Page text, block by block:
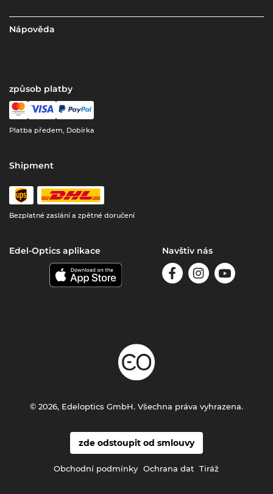
Nápověda
způsob platby
Platba předem, Dobírka
Shipment
Bezplatné zaslání a zpětné doručení
Edel-Optics aplikace Navštiv nás
zde odstoupit od smlouvy
Obchodní podmínky Ochrana dat Tiráž
© 2026, Edeloptics GmbH. Všechna práva vyhrazena.